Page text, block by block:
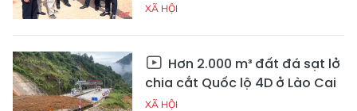
XÃ HỘI
Hơn 2.000 m³ đất đá sạt lở
chia cắt Quốc lộ 4D ở Lào Cai
XÃ HỘI